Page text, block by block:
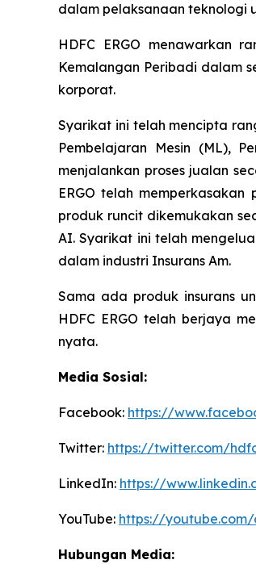
dalam pelaksanaan teknologi
HDFC ERGO menawarkan
Kemalangan Peribadi dalam
korporat.
Syarikat ini telah mencipta
Pembelajaran Mesin (ML),
menjalankan proses jualan
ERGO telah
produk runcit dikemukakan
AI. Syarikat ini telah
dalam industri Insurans Am.
Sama ada produk insurans
HDFC ERGO telah berjaya
nyata.
Media Sosial:
Facebook: https://
Twitter: https://twitter.com/
LinkedIn: https://
YouTube: https://
Hubungan Media: